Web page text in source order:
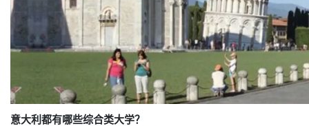
意大利都有哪些综合类大学？